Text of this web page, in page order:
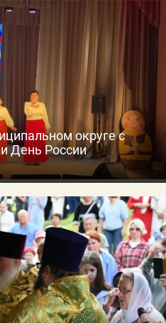
округе с
День России